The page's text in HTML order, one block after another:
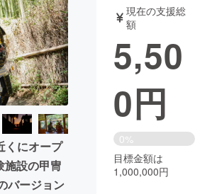
写真 音楽
ー・ガジェット ゲーム・サ
画 書籍・雑誌
・起業 チャレンジ
・地域活性化
くにオープ
施設の甲冑
バージョン
現在の支援総
額
5,50
0円
0%
目標金額は
1,000,000円